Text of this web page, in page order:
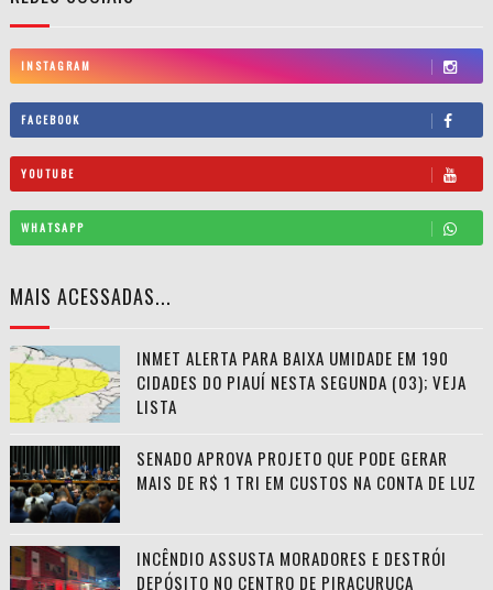
INSTAGRAM
FACEBOOK
YOUTUBE
WHATSAPP
MAIS ACESSADAS...
INMET ALERTA PARA BAIXA UMIDADE EM 190
CIDADES DO PIAUÍ NESTA SEGUNDA (03); VEJA
LISTA
SENADO APROVA PROJETO QUE PODE GERAR
MAIS DE R$ 1 TRI EM CUSTOS NA CONTA DE LUZ
INCÊNDIO ASSUSTA MORADORES E DESTRÓI
DEPÓSITO NO CENTRO DE PIRACURUCA